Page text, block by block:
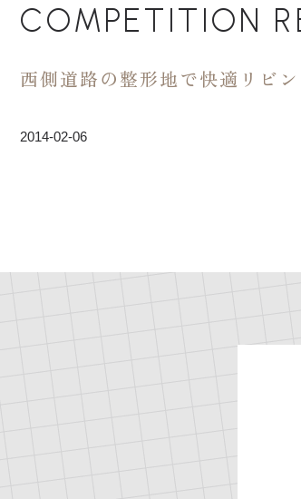
COMPETITION
西側道路の整形地で快適リビ
2014-02-06